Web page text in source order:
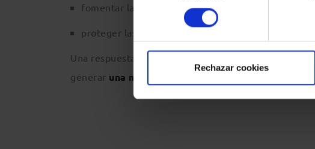
consentimiento
Rechazar cookies
fomentar la investigación y la innovación,
proteger las infraestructuras críticas.
Una respuesta más firme en materia de
generar una mayor confianza en las